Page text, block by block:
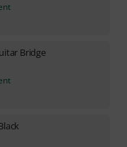
Bridge